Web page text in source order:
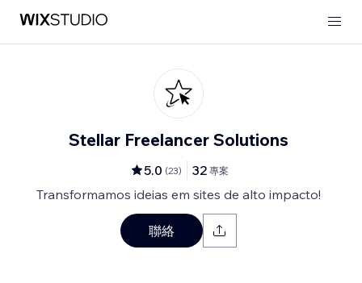
Stellar Freelancer Solutions
5.0 (23) 32 專案
Transformamos ideias em sites de alto impacto!
聯絡